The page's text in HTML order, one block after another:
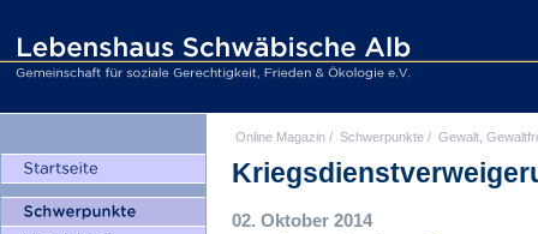
Online Magazin / Schwerpunkte / Gewalt,
02. Oktober 2014